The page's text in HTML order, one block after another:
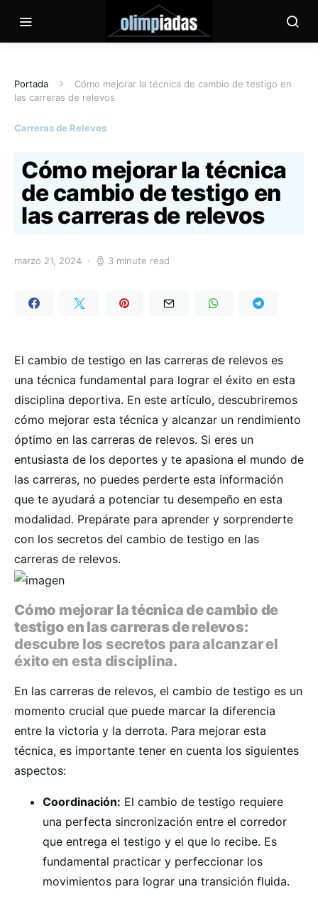
Portada
Cómo mejorar la técnica de cambio de testigo en
las carreras de relevos
Carreras de Relevos
Cómo mejorar la técnica
de cambio de testigo en
las carreras de relevos
marzo 21, 2024 3 minute read
El cambio de testigo en las carreras de relevos es
una técnica fundamental para lograr el éxito en esta
disciplina deportiva. En este artículo, descubriremos
cómo mejorar esta técnica y alcanzar un rendimiento
óptimo en las carreras de relevos. Si eres un
entusiasta de los deportes y te apasiona el mundo de
las carreras, no puedes perderte esta información
que te ayudará a potenciar tu desempeño en esta
modalidad. Prepárate para aprender y sorprenderte
con los secretos del cambio de testigo en las
carreras de relevos.
Cómo mejorar la técnica de cambio de
testigo en las carreras de relevos:
descubre los secretos para alcanzar el
éxito en esta disciplina.
En las carreras de relevos, el cambio de testigo es un
momento crucial que puede marcar la diferencia
entre la victoria y la derrota. Para mejorar esta
técnica, es importante tener en cuenta los siguientes
aspectos:
Coordinación: El cambio de testigo requiere
una perfecta sincronización entre el corredor
que entrega el testigo y el que lo recibe. Es
fundamental practicar y perfeccionar los
movimientos para lograr una transición fluida.